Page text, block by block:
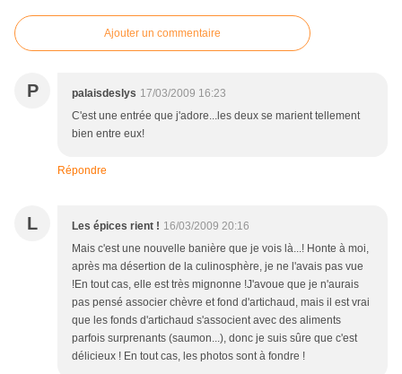
Ajouter un commentaire
P palaisdeslys 17/03/2009 16:23
C'est une entrée que j'adore...les deux se marient tellement
bien entre eux!
Répondre
L Les épices rient ! 16/03/2009 20:16
Mais c'est une nouvelle banière que je vois là...! Honte à moi,
après ma désertion de la culinosphère, je ne l'avais pas vue
!En tout cas, elle est très mignonne !J'avoue que je n'aurais
pas pensé associer chèvre et fond d'artichaud, mais il est vrai
que les fonds d'artichaud s'associent avec des aliments
parfois surprenants (saumon...), donc je suis sûre que c'est
délicieux ! En tout cas, les photos sont à fondre !